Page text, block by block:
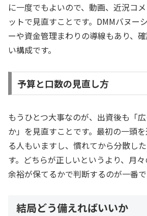
に一度でもよいので、動画、近況コ
ットで見直すことです。DMMバヌー
ーや資金管理まわりの導線もあり、
い構成です。
予算と口数の見直し方
もうひとつ大事なのが、出資後も「
か」を見直すことです。最初の一頭
る人もいますし、慣れてから分散し
す。どちらが正しいというより、月
余裕が保てるかで判断するのが一番で
結局どう備えればいいか